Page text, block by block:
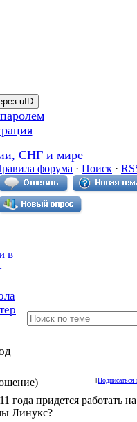
uID
СНГ и мире
форума · Поиск ·
в
[Подписаться
года придется работать на
Линукс?